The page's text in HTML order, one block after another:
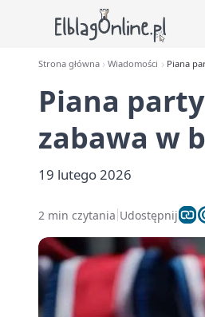
Strona główna Wiadomości Piana
Piana
zabawa w
19 lutego 2026
2 min czytania Udostępnij